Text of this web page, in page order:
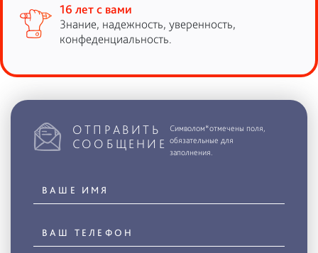
16 лет с вами
Знание, надежность, уверенность,
конфеденциальность.
ОТПРАВИТЬ
СООБЩЕНИЕ
Символом*отмечены поля,
обязательные для
заполнения.